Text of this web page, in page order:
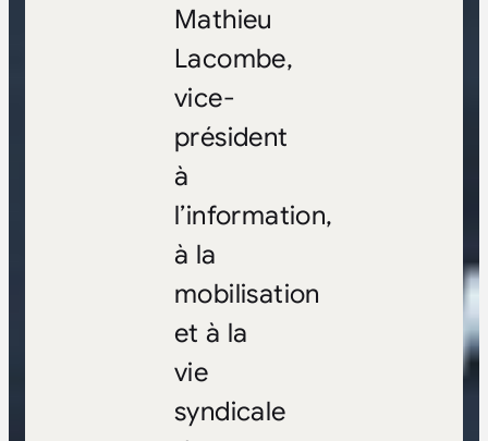
Mathieu
Lacombe,
vice-
président
à
l’information,
à la
mobilisation
et à la
vie
syndicale